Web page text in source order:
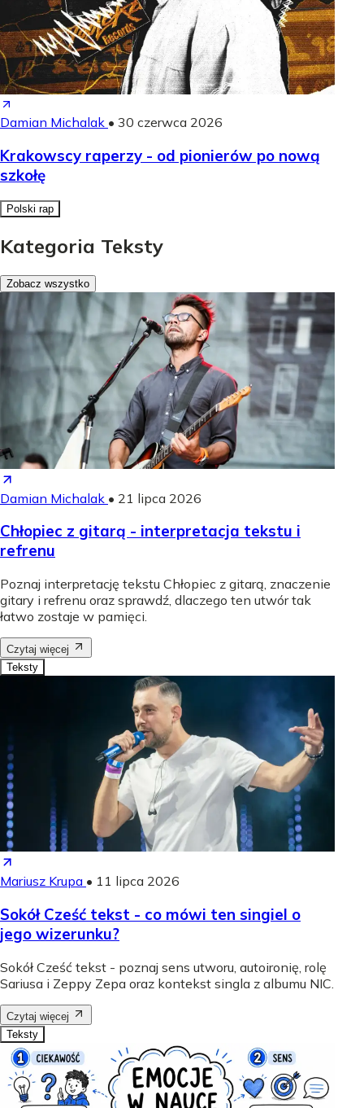
Damian Michalak • 30 czerwca 2026
Krakowscy raperzy - od pionierów po nową
szkołę
Polski rap
Kategoria Teksty
Zobacz wszystko
Damian Michalak • 21 lipca 2026
Chłopiec z gitarą - interpretacja tekstu i
refrenu
Poznaj interpretację tekstu Chłopiec z gitarą, znaczenie
gitary i refrenu oraz sprawdź, dlaczego ten utwór tak
łatwo zostaje w pamięci.
Czytaj więcej
Teksty
Mariusz Krupa • 11 lipca 2026
Sokół Cześć tekst - co mówi ten singiel o
jego wizerunku?
Sokół Cześć tekst - poznaj sens utworu, autoironię, rolę
Sariusa i Zeppy Zepa oraz kontekst singla z albumu NIC.
Czytaj więcej
Teksty